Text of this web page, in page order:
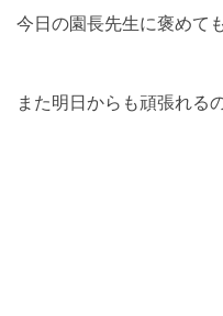
今日の園長先生に褒めて
また明日からも頑張れる